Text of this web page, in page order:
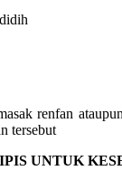
renfan
tersebut
UNTUK